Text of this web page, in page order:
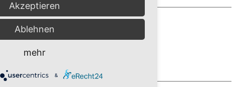
Akzeptieren
Ablehnen
mehr
&